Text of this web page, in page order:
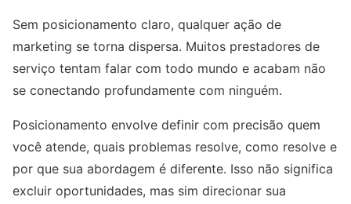
Sem posicionamento claro, qualquer ação de
marketing se torna dispersa. Muitos prestadores de
serviço tentam falar com todo mundo e acabam não
se conectando profundamente com ninguém.
Posicionamento envolve definir com precisão quem
você atende, quais problemas resolve, como resolve e
por que sua abordagem é diferente. Isso não significa
excluir oportunidades, mas sim direcionar sua